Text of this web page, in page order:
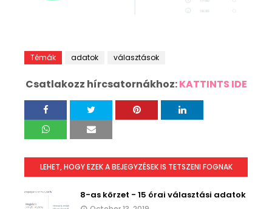
Témák adatok választások
Csatlakozz hírcsatornákhoz:KATTINTS IDE
LEHET, HOGY EZEK A BEJEGYZÉSEK IS TETSZENI FOGNAK
8-as körzet - 15 órai választási adatok